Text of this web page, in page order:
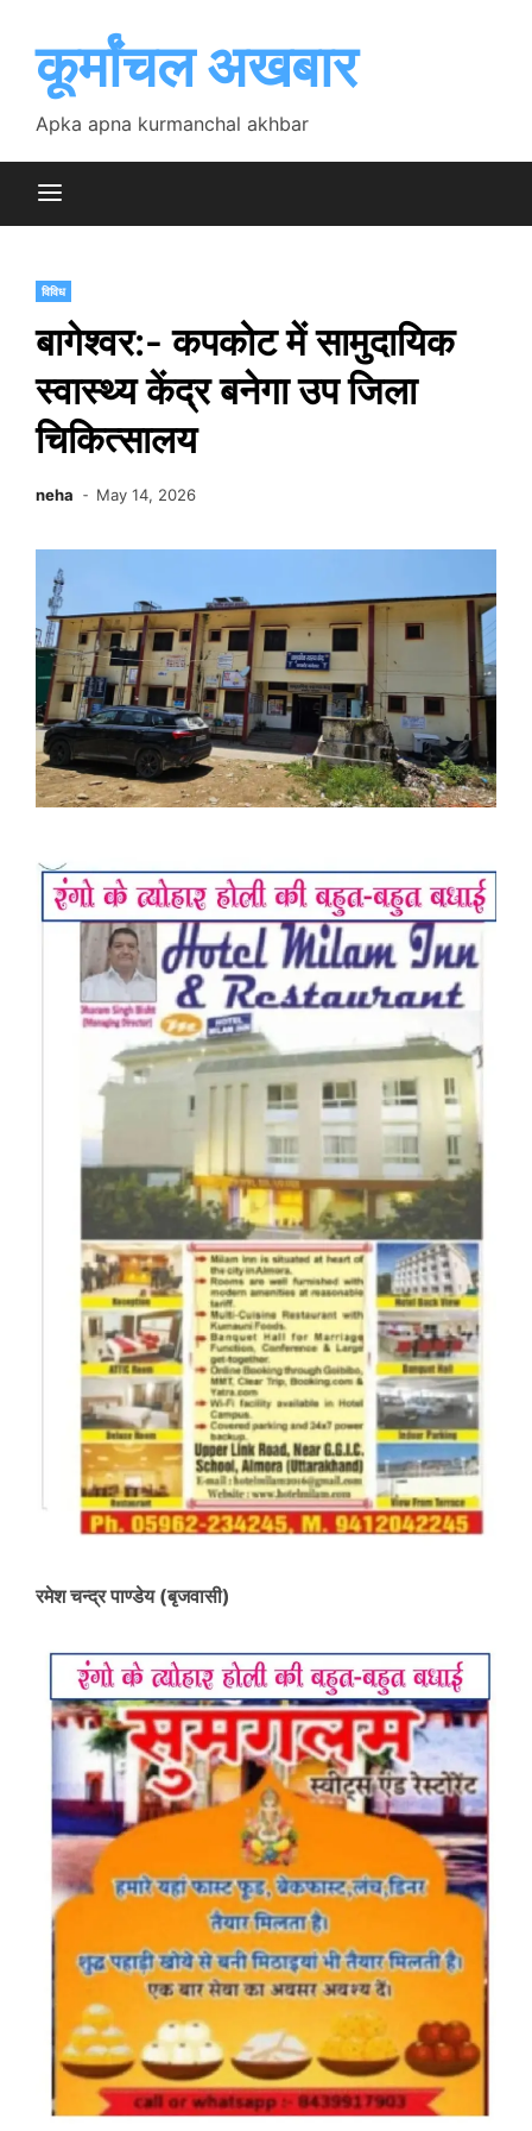
contentकूर्मांचल अखबार
Apka apna kurmanchal akhbar
विविध
बागेश्वर:- कपकोट में सामुदायिक
स्वास्थ्य केंद्र बनेगा उप जिला
चिकित्सालय
neha May 14, 2026
रमेश चन्द्र पाण्डेय (बृजवासी)